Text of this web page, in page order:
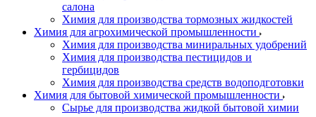
салона
Химия для производства тормозных жидкостей
Химия для агрохимической промышленности
Химия для производства миниральных удобрений
Химия для производства пестицидов и
гербицидов
Химия для производства средств водоподготовки
Химия для бытовой химической промышленности
Сырье для производства жидкой бытовой химии